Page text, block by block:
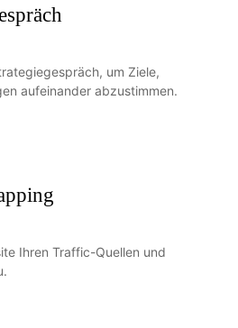
um Ziele,
aufeinander abzustimmen.
Ihren Traffic-Quellen und